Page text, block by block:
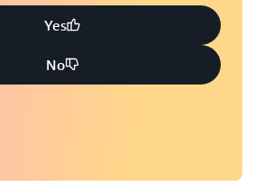
Yes
No